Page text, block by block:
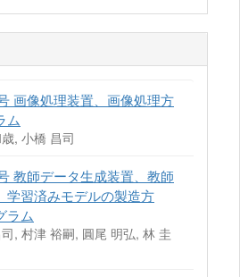
画像処理装置、画像処理方
ム
, 小橋 昌司
教師データ生成装置、教師
学習済みモデルの製造方
ラム
, 村津 裕嗣, 圓尾 明弘, 林 圭